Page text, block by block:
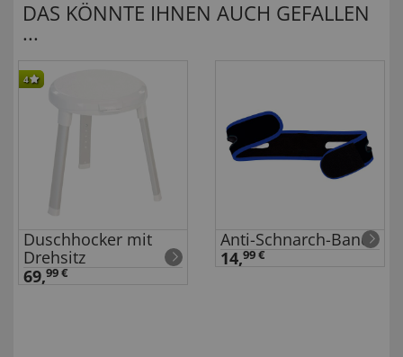
DAS KÖNNTE IHNEN AUCH GEFALLEN
...
4
Duschhocker mit
Drehsitz
69,99 €
Anti-Schnarch-Band
14,99 €